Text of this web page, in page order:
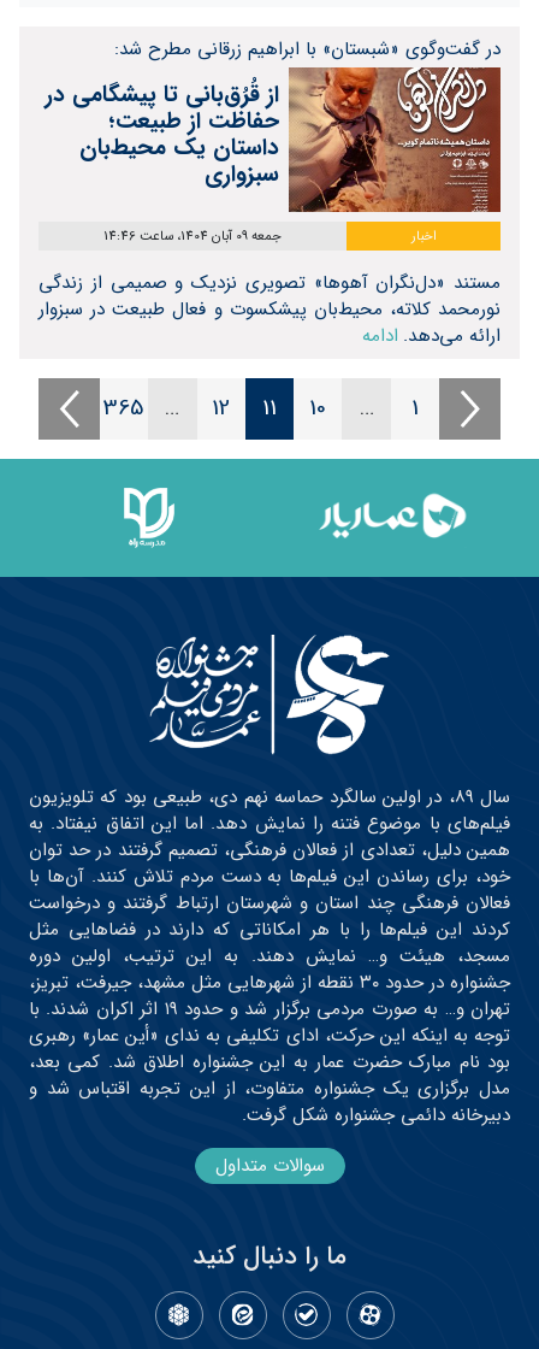
در گفت‌و‌گوی «شبستان» با ابراهیم زرقانی مطرح شد:
از قُرُق‌بانی تا پیشگامی در
حفاظت از طبیعت؛
داستان یک محیط‌بان
سبزواری
اخبار جمعه 09 آبان 1404، ساعت 14:46
مستند «دل‌نگران آهوها» تصویری نزدیک و صمیمی از زندگی
نورمحمد کلاته، محیط‌بان پیشکسوت و فعال طبیعت در سبزوار
ارائه می‌دهد. ادامه
1
…
10
11
12
…
365
سال ۸۹، در اولین سالگرد حماسه نهم دی، طبیعی بود که تلویزیون
فیلم‌های با موضوع فتنه را نمایش دهد. اما این اتفاق نیفتاد. به
همین دلیل، تعدادی از فعالان فرهنگی، تصمیم گرفتند در حد توان
خود، برای رساندن این فیلم‌ها به دست مردم تلاش کنند. آن‌ها با
فعالان فرهنگی چند استان و شهرستان ارتباط گرفتند و درخواست
کردند این فیلم‌ها را با هر امکاناتی که دارند در فضاهایی مثل
مسجد، هیئت و… نمایش دهند. به این ترتیب، اولین دوره
جشنواره در حدود ۳۰ نقطه از شهرهایی مثل مشهد، جیرفت، تبریز،
تهران و… به صورت مردمی برگزار شد و حدود ۱۹ اثر اکران شدند. با
توجه به اینکه این حرکت، ادای تکلیفی به ندای «أین عمار» رهبری
بود نام مبارک حضرت عمار به این جشنواره اطلاق شد. کمی بعد،
مدل برگزاری یک جشنواره متفاوت، از این تجربه اقتباس شد و
دبیرخانه دائمی جشنواره شکل گرفت.
سوالات متداول
ما را دنبال کنید